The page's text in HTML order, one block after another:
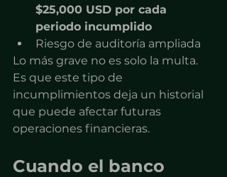
$25,000 USD por cada
periodo incumplido
Riesgo de auditoría ampliada
Lo más grave no es solo la multa.
Es que este tipo de
incumplimientos deja un historial
que puede afectar futuras
operaciones financieras.
Cuando el banco